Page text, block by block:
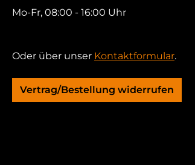
Mo-Fr, 08:00 - 16:00 Uhr
Oder über unser Kontaktformular.
Vertrag/Bestellung widerrufen